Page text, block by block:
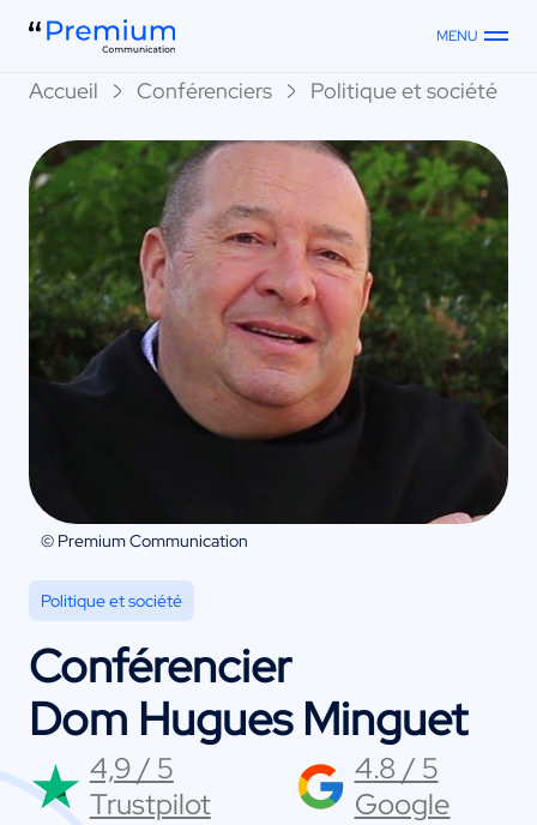
MENU
Accueil Conférenciers Politique et société
© Premium Communication
Politique et société
Conférencier
Dom Hugues Minguet
4,9 / 5
Trustpilot
4.8 / 5
Google